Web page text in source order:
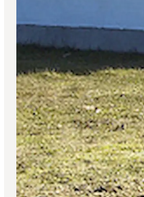
Planlæg din ferie